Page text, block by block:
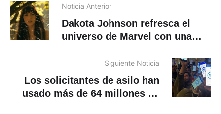
Noticia Anterior
Dakota Johnson refresca el
universo de Marvel con una
‘Madame Web»
Siguiente Noticia
Los solicitantes de asilo han
usado más de 64 millones de